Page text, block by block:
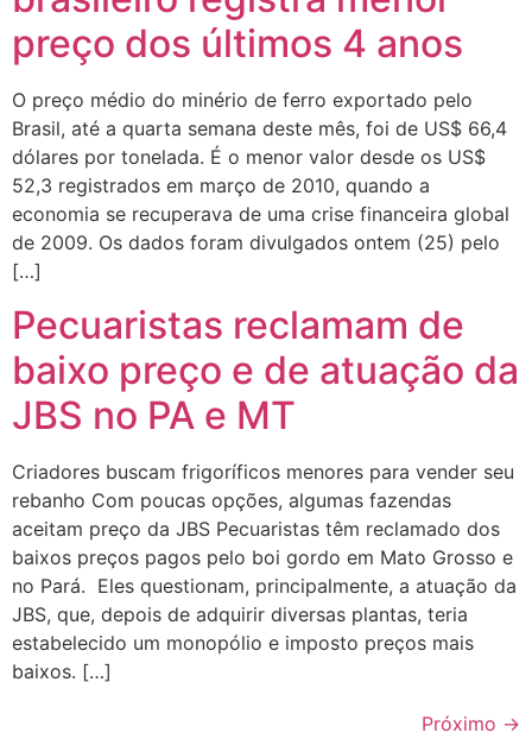
preço dos últimos 4 anos
O preço médio do minério de ferro exportado pelo
Brasil, até a quarta semana deste mês, foi de US$ 66,4
dólares por tonelada. É o menor valor desde os US$
52,3 registrados em março de 2010, quando a
economia se recuperava de uma crise financeira global
de 2009. Os dados foram divulgados ontem (25) pelo
[…]
Pecuaristas reclamam de
baixo preço e de atuação da
JBS no PA e MT
Criadores buscam frigoríficos menores para vender seu
rebanho Com poucas opções, algumas fazendas
aceitam preço da JBS Pecuaristas têm reclamado dos
baixos preços pagos pelo boi gordo em Mato Grosso e
no Pará. Eles questionam, principalmente, a atuação da
JBS, que, depois de adquirir diversas plantas, teria
estabelecido um monopólio e imposto preços mais
baixos. […]
Próximo →